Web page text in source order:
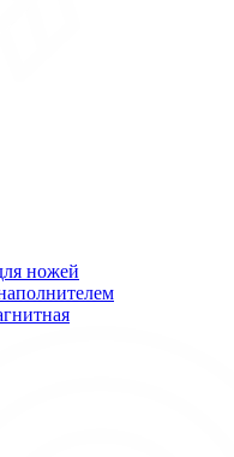
ножей